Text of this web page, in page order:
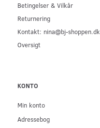
Betingelser & Vilkår
Returnering
Kontakt: nina@bj-shoppen.dk
Oversigt
KONTO
Min konto
Adressebog